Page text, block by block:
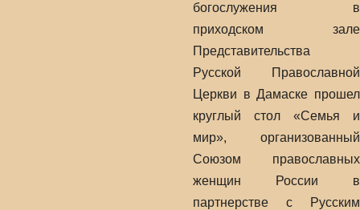
богослужения в
приходском зале
Представительства
Русской Православной
Церкви в Дамаске прошел
круглый стол «Семья и
мир», организованный
Союзом православных
женщин России в
партнерстве с Русским